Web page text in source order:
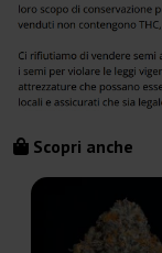
Scopri anche